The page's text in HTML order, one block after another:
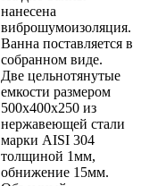
нанесена
виброшумоизоляция.
Ванна поставляется в
собранном виде.
Две цельнотянутые
емкости размером
500х400х250 из
нержавеющей стали
марки AISI 304
толщиной 1мм,
обнижение 15мм.